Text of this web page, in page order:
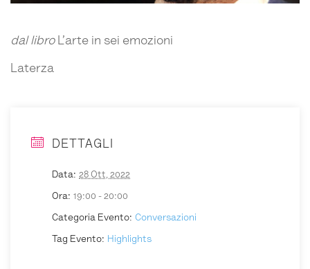
dal libroL’arte in sei emozioni
Laterza
DETTAGLI
Data: 28 Ott, 2022
Ora: 19:00 - 20:00
Categoria Evento: Conversazioni
Tag Evento: Highlights